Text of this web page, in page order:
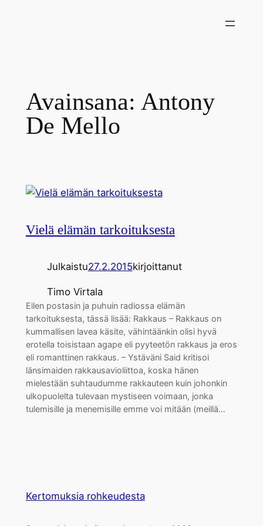
Avainsana: Antony
De Mello
Vielä elämän tarkoituksesta
Julkaistu27.2.2015kirjoittanut
Timo Virtala
Eilen postasin ja puhuin radiossa elämän
tarkoituksesta, tässä lisää: Rakkaus – Rakkaus on
kummallisen lavea käsite, vähintäänkin olisi hyvä
erotella toisistaan agape eli pyyteetön rakkaus ja eros
eli romanttinen rakkaus. – Ystäväni Said kritisoi
länsimaiden rakkausavioliittoa, koska hänen
mielestään suhtaudumme rakkauteen kuin johonkin
ulkopuolelta tulevaan mystiseen voimaan, jonka
tulemisille ja menemisille emme voi mitään (meillä…
Kertomuksia rohkeudesta